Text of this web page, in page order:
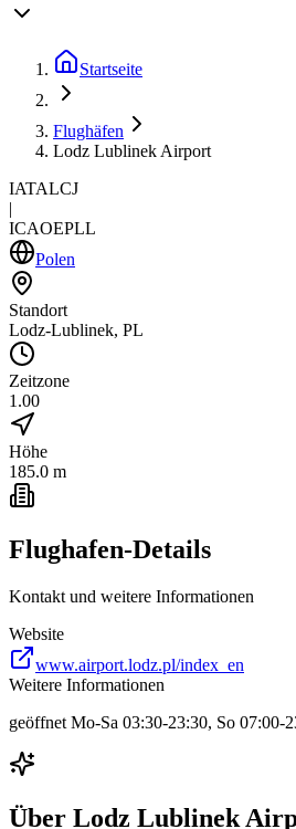
Startseite
Flughäfen
Lodz Lublinek Airport
IATALCJ
|
ICAOEPLL
Polen
Standort
Lodz-Lublinek, PL
Zeitzone
1.00
Höhe
185.0 m
Flughafen-Details
Kontakt und weitere Informationen
Website
www.airport.lodz.pl/index_en
Weitere Informationen
geöffnet Mo-Sa 03:30-23:30, So 07:00-
Über Lodz Lublinek